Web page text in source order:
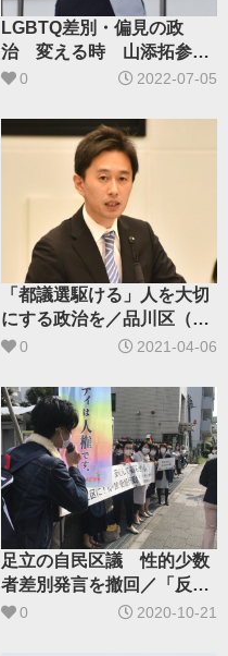
LGBTQ差別・偏見の政
治 変える時 山添拓参院
東京選挙区候補
0 2022-07-05
「都議選駆ける」人を大切
にする政治を／品川区（定
数4）白石たみおさん
0 2021-04-06
足立の自民区議 性的少数
者差別発言を撤回／「反省
なし」住民批判
0 2020-10-21